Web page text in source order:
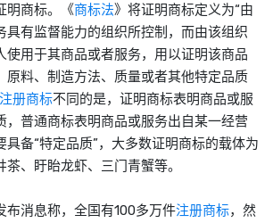
明商标。《商标法》将证明商标定义为“由
具有监督能力的组织所控制，而由该组织
使用于其商品或者服务，用以证明该商品
原料、制造方法、质量或者其他特定品质
注册商标不同的是，证明商标表明商品或服
，普通商标表明商品或服务出自某一经营
具备“特定品质”，大多数证明商标的载体为
、盱眙龙虾、三门青蟹等。
消息称，全国有100多万件注册商标，然